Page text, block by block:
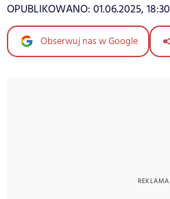
OPUBLIKOWANO: 01.06.2025, 18:30
Obserwuj nas w Google